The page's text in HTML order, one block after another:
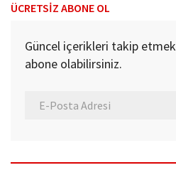
ÜCRETSİZ ABONE OL
Güncel içerikleri takip
abone olabilirsiniz.